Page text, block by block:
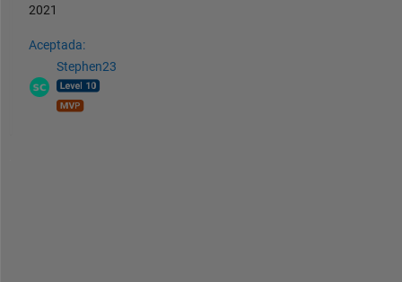
2021
Aceptada:
Stephen23